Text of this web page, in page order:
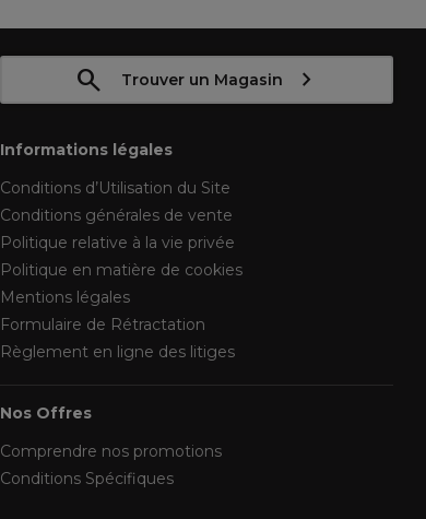
Trouver un Magasin
Informations légales
Conditions d’Utilisation du Site
Conditions générales de vente
Politique relative à la vie privée
Politique en matière de cookies
Mentions légales
Formulaire de Rétractation
Règlement en ligne des litiges
Nos Offres
Comprendre nos promotions
Conditions Spécifiques